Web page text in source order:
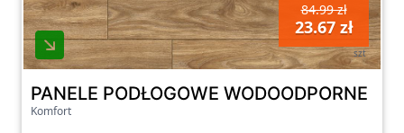
84.99 zł
23.67 zł
szt
PANELE PODŁOGOWE WODOODPORNE
Komfort